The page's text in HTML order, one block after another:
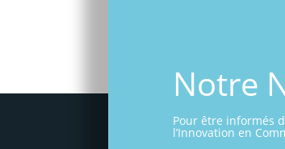
Notre
Pour être informés
l’Innovation en